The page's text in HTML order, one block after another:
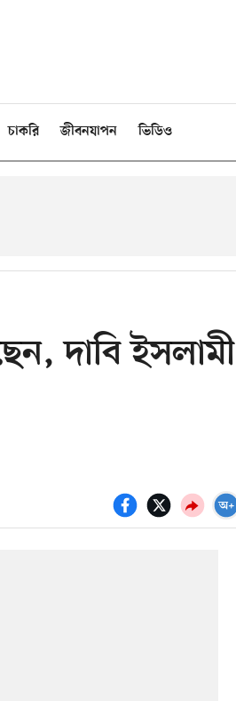
চাকরি জীবনযাপন ভিডিও
দাবি ইসলামী